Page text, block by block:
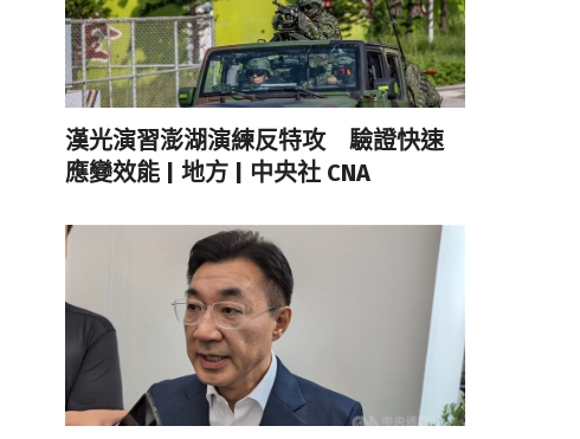
漢光演習澎湖演練反特攻 驗證快速
應變效能 | 地方 | 中央社 CNA